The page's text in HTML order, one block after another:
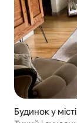
Будинок у